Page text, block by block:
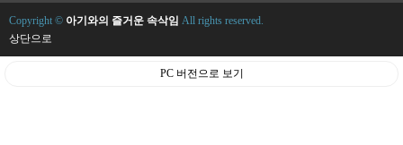
Copyright © 아기와의 즐거운 속삭임 All rights reserved.
상단으로
PC 버전으로 보기